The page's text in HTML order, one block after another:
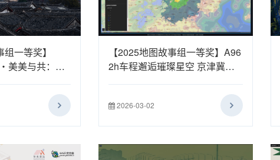
组一等奖】
美美与共：
【2025地图故事组一等奖】A96
2h车程邂逅璀璨星空 京津冀城
2026-03-02